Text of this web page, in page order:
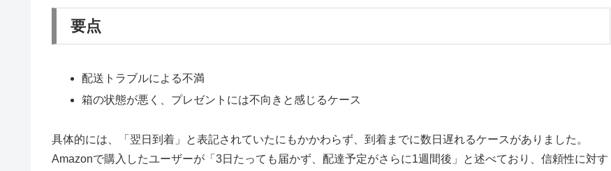
要点
配送トラブルによる不満
箱の状態が悪く、プレゼントには不向きと感じるケース
具体的には、「翌日到着」と表記されていたにもかかわらず、到着までに数日遅れるケースがありました。
Amazonで購入したユーザーが「3日たっても届かず、配達予定がさらに1週間後」と述べており、信頼性に対す